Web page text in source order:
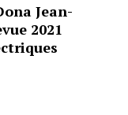
Jean-
2021